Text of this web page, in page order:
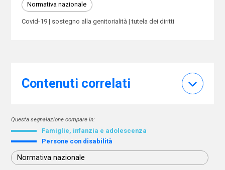
Normativa nazionale
Covid-19 sostegno alla genitorialità tutela dei diritti
Contenuti correlati
Questa segnalazione compare in:
Famiglie, infanzia e adolescenza
Persone con disabilità
Normativa nazionale